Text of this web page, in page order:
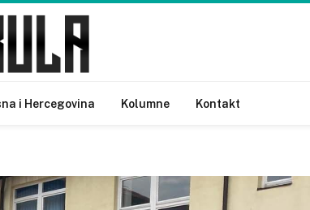
i Hercegovina Kolumne Kontakt